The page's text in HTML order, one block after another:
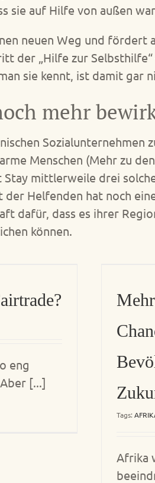
sie auf Hilfe von außen
neuen Weg und fördert
der „Hilfe zur
sie kennt, ist damit gar
mehr
Sozialunternehmen
Menschen (Mehr zu den
mittlerweile drei
der Helfenden hat noch
dafür, dass es ihrer
können.
eng
[...]
Tags:
Afrika